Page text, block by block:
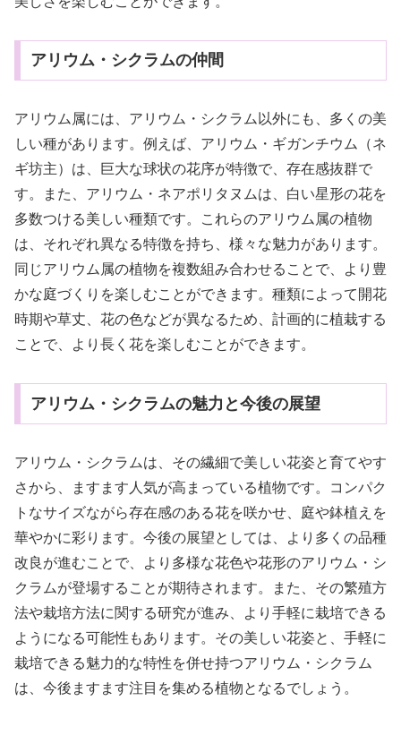
アリウム・シクラムの仲間
アリウム属には、アリウム・シクラム以外にも、多くの美
しい種があります。例えば、アリウム・ギガンチウム（ネ
ギ坊主）は、巨大な球状の花序が特徴で、存在感抜群で
す。また、アリウム・ネアポリタヌムは、白い星形の花を
多数つける美しい種類です。これらのアリウム属の植物
は、それぞれ異なる特徴を持ち、様々な魅力があります。
同じアリウム属の植物を複数組み合わせることで、より豊
かな庭づくりを楽しむことができます。種類によって開花
時期や草丈、花の色などが異なるため、計画的に植栽する
ことで、より長く花を楽しむことができます。
アリウム・シクラムの魅力と今後の展望
アリウム・シクラムは、その繊細で美しい花姿と育てやす
さから、ますます人気が高まっている植物です。コンパク
トなサイズながら存在感のある花を咲かせ、庭や鉢植えを
華やかに彩ります。今後の展望としては、より多くの品種
改良が進むことで、より多様な花色や花形のアリウム・シ
クラムが登場することが期待されます。また、その繁殖方
法や栽培方法に関する研究が進み、より手軽に栽培できる
ようになる可能性もあります。その美しい花姿と、手軽に
栽培できる魅力的な特性を併せ持つアリウム・シクラム
は、今後ますます注目を集める植物となるでしょう。